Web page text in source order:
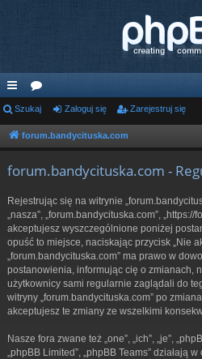
ię
ce
or
a
Szukaj Zaloguj się Zarejestruj się
forum.bandycituska.com
forum.bandycituska.com -
Rejestrując się na witrynie
„nasza”, „forum.bandycituska.com”, „https://
akceptujesz wyszczególnione poniżej
opuść to miejsce, naciskając przycisk „Nie
„forum.bandycituska.com” ma prawo w
postanowienia, informując cię o zmianach,
użytkownicy sami regularnie zaglądali do
witryny „forum.bandycituska.com” po
akceptujesz te zmiany ze wszelkimi
Nasze fora zwane też „one”, „ich”, „je”,
„phpBB Limited”, „phpBB Teams” działają